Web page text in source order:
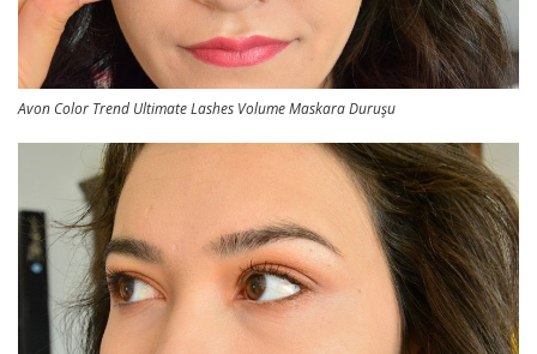
Avon Color Trend Ultimate Lashes Volume Maskara Duruşu